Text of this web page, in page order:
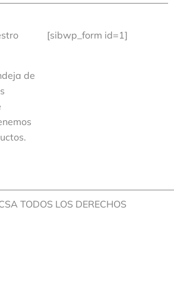
de
[sibwp_form id=1]
TODOS LOS DERECHOS